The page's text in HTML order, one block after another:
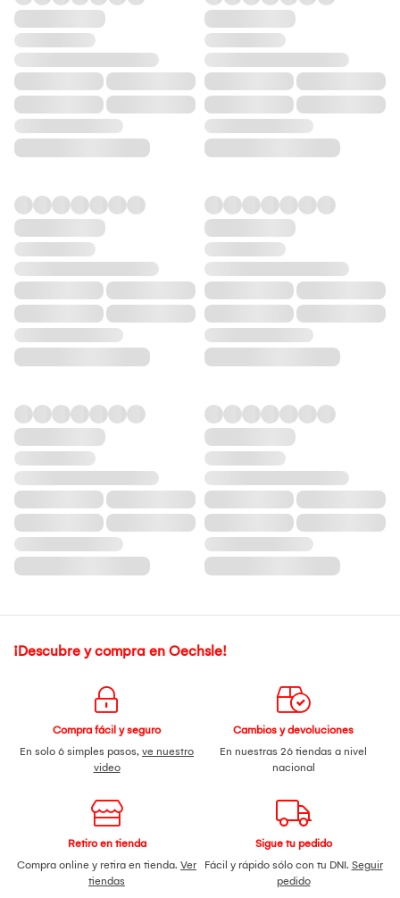
¡Descubre y compra en Oechsle!
Compra fácil y seguro
En solo 6 simples pasos, ve nuestro
video
Cambios y devoluciones
En nuestras 26 tiendas a nivel
nacional
Retiro en tienda
Compra online y retira en tienda. Ver
tiendas
Sigue tu pedido
Fácil y rápido sólo con tu DNI. Seguir
pedido